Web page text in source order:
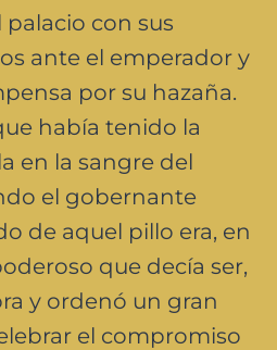
con sus
ante el emperador y
por su hazaña.
había tenido la
en la sangre del
el gobernante
de aquel pillo era, en
que decía ser,
y ordenó un gran
el compromiso